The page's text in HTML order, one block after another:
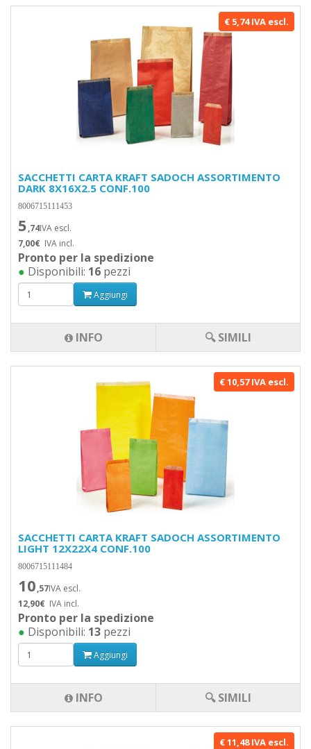
€ 5,74 IVA escl.
SACCHETTI CARTA KRAFT SADOCH ASSORTIMENTO
DARK 8X16X2.5 CONF.100
8006715111453
5,74IVA escl.
7,00€ IVA incl.
Pronto per la spedizione
● Disponibili: 16 pezzi
Aggiungi
INFO 🔍 SIMILI
€ 10,57 IVA escl.
SACCHETTI CARTA KRAFT SADOCH ASSORTIMENTO
LIGHT 12X22X4 CONF.100
8006715111484
10,57IVA escl.
12,90€ IVA incl.
Pronto per la spedizione
● Disponibili: 13 pezzi
Aggiungi
INFO 🔍 SIMILI
€ 11,48 IVA escl.